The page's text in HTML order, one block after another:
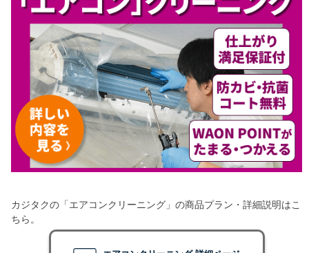
カジタクの「エアコンクリーニング」の商品プラン・詳細説明はこ
ちら。